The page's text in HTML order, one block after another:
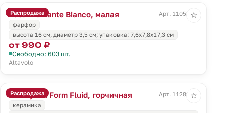
Распродажа
Ваза Diamante Bianco, малая
Арт. 11052.60
фарфор
высота 16 см, диаметр 3,5 см; упаковка: 7,6x7,8x17,3 см
от 990 ₽
Свободно: 603 шт.
Altavolo
☆
Распродажа
Шкатулка Form Fluid, горчичная
Арт. 11289.85
керамика
☆